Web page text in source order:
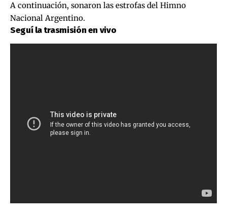
A continuación, sonaron las estrofas del Himno
Nacional Argentino.
Seguí la trasmisión en vivo